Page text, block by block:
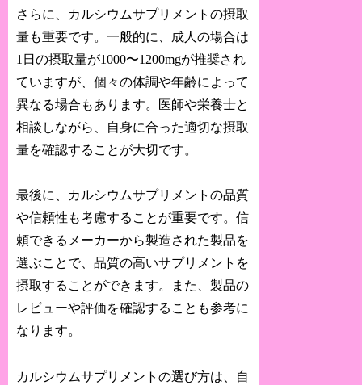
さらに、カルシウムサプリメントの摂取
量も重要です。一般的に、成人の場合は
1日の摂取量が1000〜1200mgが推奨され
ていますが、個々の体調や年齢によって
異なる場合もあります。医師や栄養士と
相談しながら、自身に合った適切な摂取
量を確認することが大切です。
最後に、カルシウムサプリメントの品質
や信頼性も考慮することが重要です。信
頼できるメーカーから製造された製品を
選ぶことで、品質の高いサプリメントを
摂取することができます。また、製品の
レビューや評価を確認することも参考に
なります。
カルシウムサプリメントの選び方は、自